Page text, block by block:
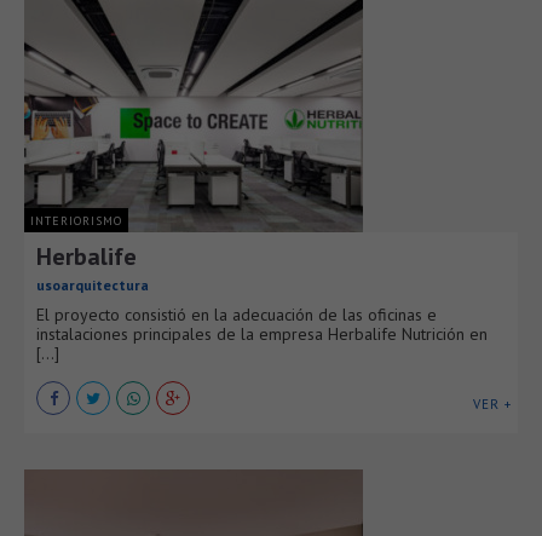
INTERIORISMO
Herbalife
usoarquitectura
El proyecto consistió en la adecuación de las oficinas e
instalaciones principales de la empresa Herbalife Nutrición en
[...]
VER +